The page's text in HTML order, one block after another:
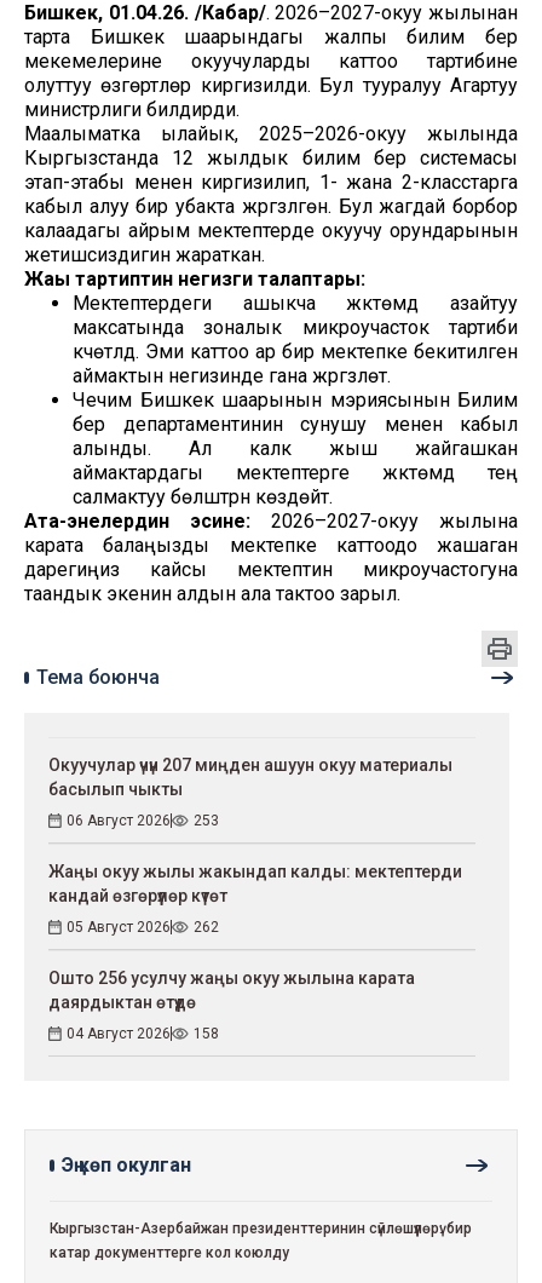
Бишкек, 01.04.26. /Кабар/. 2026–2027-окуу жылынан
тарта Бишкек шаарындагы жалпы билим берүү
мекемелерине окуучуларды каттоо тартибине
олуттуу өзгөртүүлөр киргизилди. Бул тууралуу Агартуу
министрлиги билдирди.
Маалыматка ылайык, 2025–2026-окуу жылында
Кыргызстанда 12 жылдык билим берүү системасы
этап-этабы менен киргизилип, 1- жана 2-класстарга
кабыл алуу бир убакта жүргүзүлгөн. Бул жагдай борбор
калаадагы айрым мектептерде окуучу орундарынын
жетишсиздигин жараткан.
Жаңы тартиптин негизги талаптары:
Мектептердеги ашыкча жүктөмдү азайтуу
максатында зоналык микроучасток тартиби
күчөтүлдү. Эми каттоо ар бир мектепке бекитилген
аймактын негизинде гана жүргүзүлөт.
Чечим Бишкек шаарынын мэриясынын Билим
берүү департаментинин сунушу менен кабыл
алынды. Ал калк жыш жайгашкан
аймактардагы мектептерге жүктөмдү тең
салмактуу бөлүштүрүүнү көздөйт.
Ата-энелердин эсине: 2026–2027-окуу жылына
карата балаңызды мектепке каттоодо жашаган
дарегиңиз кайсы мектептин микроучастогуна
таандык экенин алдын ала тактоо зарыл.
Тема боюнча
Окуучулар үчүн 207 миңден ашуун окуу материалы
басылып чыкты
06 Август 2026 253
Жаңы окуу жылы жакындап калды: мектептерди
кандай өзгөрүүлөр күтөт
05 Август 2026 262
Ошто 256 усулчу жаңы окуу жылына карата
даярдыктан өтүүдө
04 Август 2026 158
Эң көп окулган
Кыргызстан-Азербайжан президенттеринин сүйлөшүүлөрү: бир
катар документтерге кол коюлду